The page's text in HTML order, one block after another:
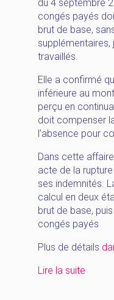
du 4 septembre
congés payés
brut de base,
travaillés.
Elle a confirmé
inférieure au
perçu en
doit compenser
l’absence pour
Dans cette
acte de la
ses indemnités.
calcul en deux
brut de base,
congés payés
Plus de détails
Lire la suite